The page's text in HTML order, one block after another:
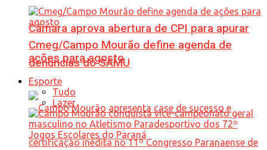
Câmara aprova abertura de CPI para apurar
denúncias do SAMU
Cmeg/Campo Mourão define agenda de
ações para agosto
Esporte
Tudo
Lazer